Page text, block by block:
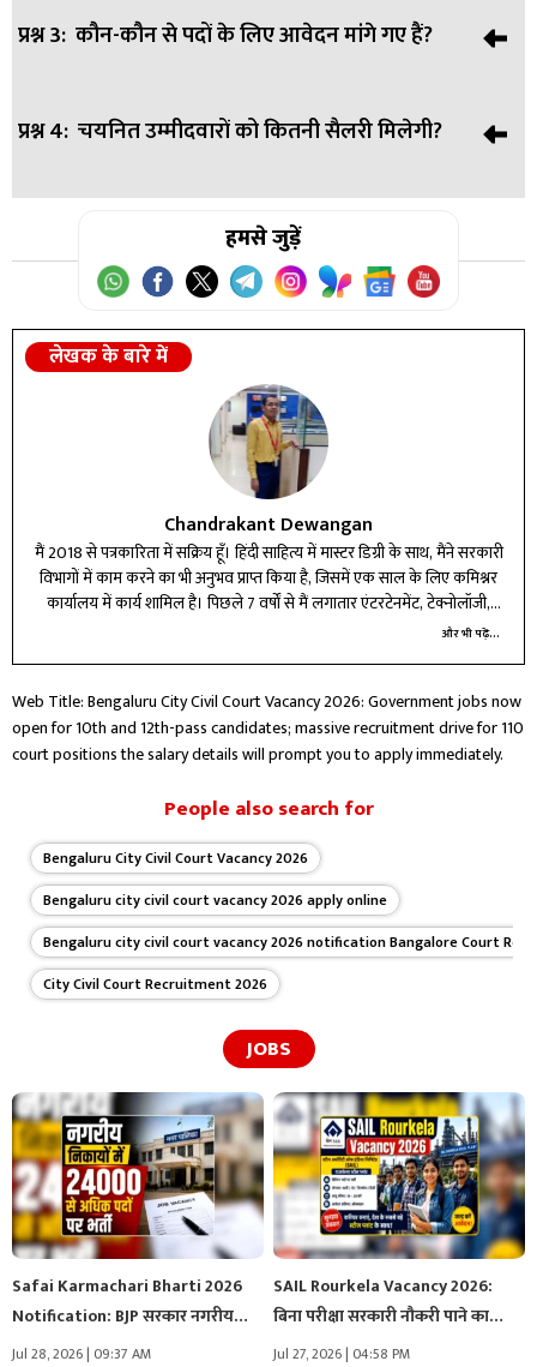
उत्तर: उम्मीदवार 30 जुलाई 2026 तक ऑनलाइन आवेदन कर सकते
प्रश्न 3: कौन-कौन से पदों के लिए आवेदन मांगे गए हैं?
उत्तर: टाइपिस्ट, स्टेनोग्राफर, ड्राइवर, प्रोसेस सर्वर और चपरासी
प्रश्न 4: चयनित उम्मीदवारों को कितनी सैलरी मिलेगी?
पद के अनुसार ₹27,000 से ₹83,700 प्रति माह तक वेतन दिया
हमसे जुड़ें
लेखक के बारे में
Chandrakant Dewangan
मैं 2018 से पत्रकारिता में सक्रिय हूँ। हिंदी साहित्य में मास्टर डिग्री के साथ, मैंने सरकारी
विभागों में काम करने का भी अनुभव प्राप्त किया है, जिसमें एक साल के लिए कमिश्नर
कार्यालय में कार्य शामिल है। पिछले 7 वर्षों से मैं लगातार एंटरटेनमेंट, टेक्नोलॉजी,
और भी पढ़ें...
Web Title: Bengaluru City Civil Court Vacancy 2026: Government jobs now
open for 10th and 12th-pass candidates; massive recruitment drive for 110
court positions the salary details will prompt you to apply immediately.
People also search for
Bengaluru City Civil Court Vacancy 2026
Bengaluru city civil court vacancy 2026 apply online
Bengaluru city civil court vacancy 2026 notification Bangalore Court
City Civil Court Recruitment 2026
JOBS
Safai Karmachari Bharti 2026
Notification: BJP सरकार नगरीय
निकायों में…
Jul 28, 2026 | 09:37 AM
SAIL Rourkela Vacancy 2026:
बिना परीक्षा सरकारी नौकरी पाने का…
Jul 27, 2026 | 04:58 PM